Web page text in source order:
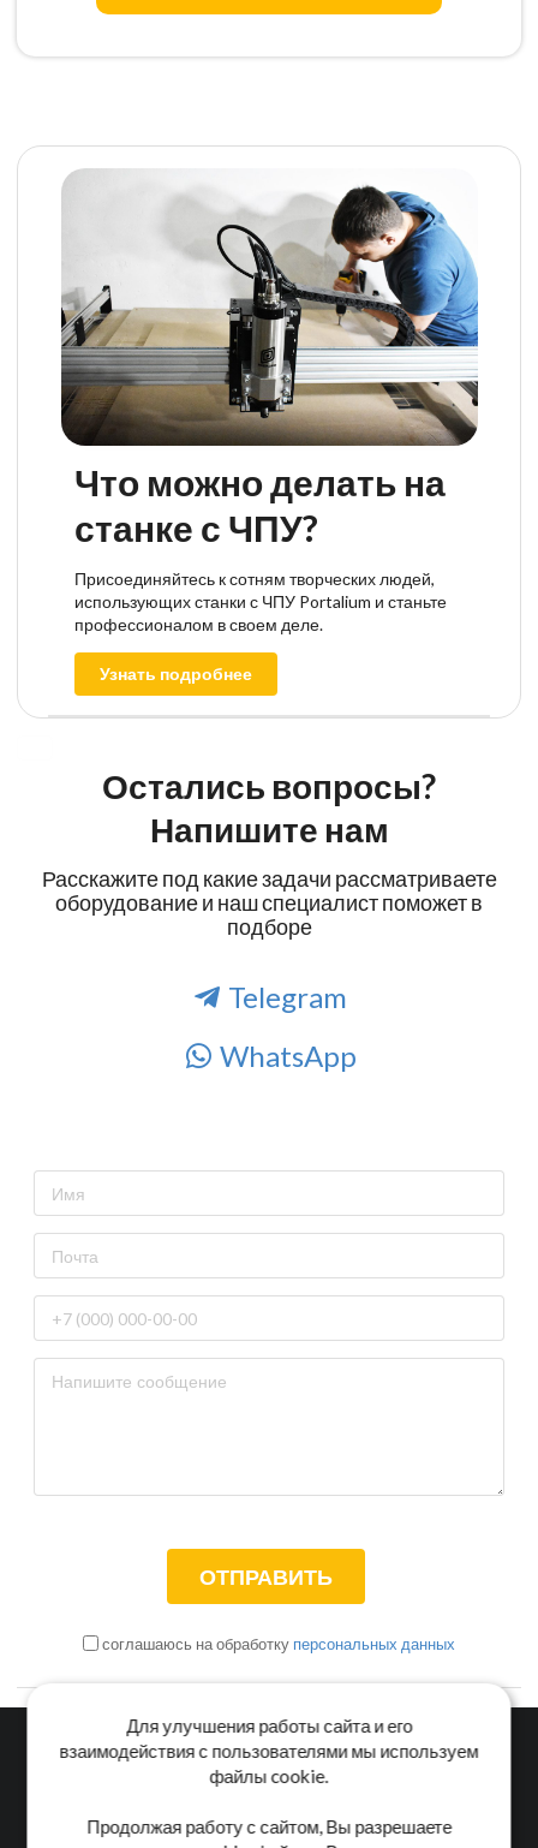
Что можно делать на
станке с ЧПУ?
Присоединяйтесь к сотням творческих людей,
использующих станки с ЧПУ Portalium и станьте
профессионалом в своем деле.
Узнать подробнее
Остались вопросы?
Напишите нам
Расскажите под какие задачи рассматриваете
оборудование и наш специалист поможет в
подборе
Telegram
WhatsApp
соглашаюсь на обработку персональных данных
Контакты
Для улучшения работы сайта и его
взаимодействия с пользователями мы используем
файлы cookie.
Продолжая работу с сайтом, Вы разрешаете